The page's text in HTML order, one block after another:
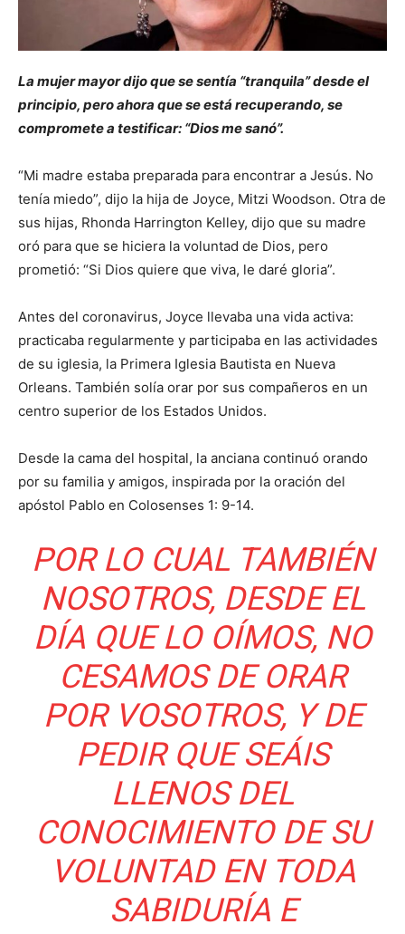
La mujer mayor dijo que se sentía “tranquila” desde el
principio, pero ahora que se está recuperando, se
compromete a testificar: “Dios me sanó”.
“Mi madre estaba preparada para encontrar a Jesús. No
tenía miedo”, dijo la hija de Joyce, Mitzi Woodson. Otra de
sus hijas, Rhonda Harrington Kelley, dijo que su madre
oró para que se hiciera la voluntad de Dios, pero
prometió: “Si Dios quiere que viva, le daré gloria”.
Antes del coronavirus, Joyce llevaba una vida activa:
practicaba regularmente y participaba en las actividades
de su iglesia, la Primera Iglesia Bautista en Nueva
Orleans. También solía orar por sus compañeros en un
centro superior de los Estados Unidos.
Desde la cama del hospital, la anciana continuó orando
por su familia y amigos, inspirada por la oración del
apóstol Pablo en Colosenses 1: 9-14.
POR LO CUAL TAMBIÉN
NOSOTROS, DESDE EL
DÍA QUE LO OÍMOS, NO
CESAMOS DE ORAR
POR VOSOTROS, Y DE
PEDIR QUE SEÁIS
LLENOS DEL
CONOCIMIENTO DE SU
VOLUNTAD EN TODA
SABIDURÍA E